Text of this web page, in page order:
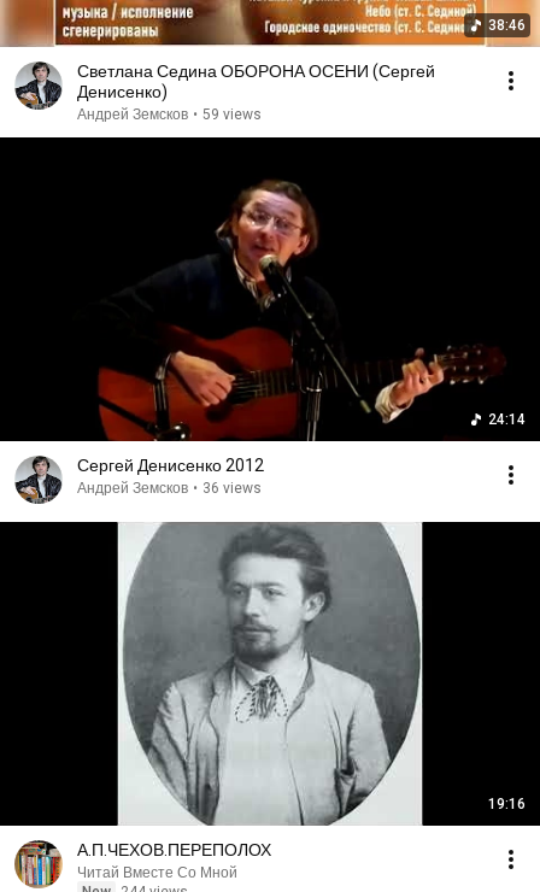
38:46
Светлана Седина ОБОРОНА ОСЕНИ (Сергей
Денисенко)
Андрей Земсков • 59 views
24:14
Сергей Денисенко 2012
Андрей Земсков • 36 views
19:16
А.П.ЧЕХОВ.ПЕРЕПОЛОХ
Читай Вместе Со Мной